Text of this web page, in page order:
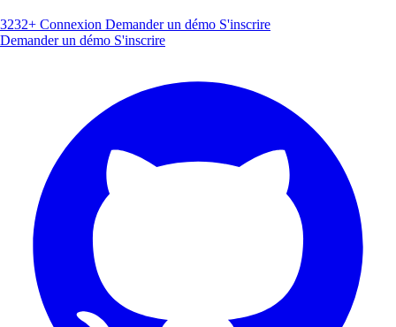
3232+ Connexion Demander un démo S'inscrire
Demander un démo S'inscrire